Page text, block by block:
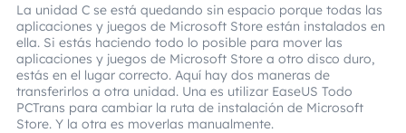
La unidad C se está quedando sin espacio porque todas las
aplicaciones y juegos de Microsoft Store están instalados en
ella. Si estás haciendo todo lo posible para mover las
aplicaciones y juegos de Microsoft Store a otro disco duro,
estás en el lugar correcto. Aquí hay dos maneras de
transferirlos a otra unidad. Una es utilizar EaseUS Todo
PCTrans para cambiar la ruta de instalación de Microsoft
Store. Y la otra es moverlas manualmente.